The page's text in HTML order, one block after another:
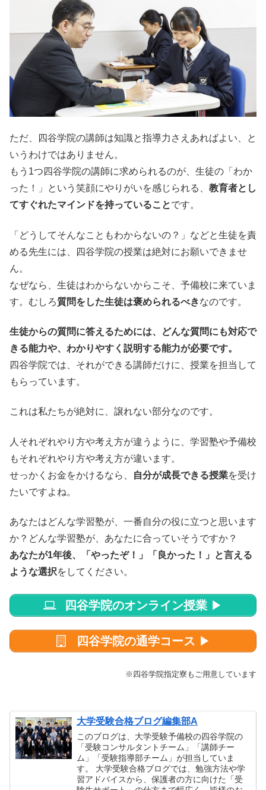
ただ、四谷学院の講師は知識と指導力さえあればよい、と
いうわけではありません。
もう1つ四谷学院の講師に求められるのが、生徒の「わか
った！」という笑顔にやりがいを感じられる、 教育者とし
てすぐれたマインドを持っていることです。
「どうしてそんなこともわからないの？」などと生徒を責
める先生には、四谷学院の授業は絶対にお願いできませ
ん。
なぜなら、生徒はわからないからこそ、予備校に来ていま
す。むしろ質問をした生徒は褒められるべきなのです。
生徒からの質問に答えるためには、
どんな質問にも対応で
きる能力や、わかりやすく説明する能力が必要です。
四谷学院では、それができる講師だけに、授業を担当して
もらっています。
これは私たちが絶対に、譲れない部分なのです。
人それぞれやり方や考え方が違うように、学習塾や予備校
もそれぞれやり方や考え方が違います。
せっかくお金をかけるなら、
自分が成長できる授業を受け
たいですよね。
あなたはどんな学習塾が、一番自分の役に立つと思います
か？どんな学習塾が、あなたに合っていそうですか？
あなたが1年後、「やったぞ！」「良かった！」と言える
ような選択をしてください。
四谷学院のオンライン授業 ▶
四谷学院の通学コース ▶
※四谷学院指定寮もご用意しています
大学受験合格ブログ編集部A
このブログは、大学受験予備校の四谷学院の
「受験コンサルタントチーム」「講師チー
ム」「受験指導部チーム」が担当していま
す。 大学受験合格ブログでは、勉強方法や学
習アドバイスから、保護者の方に向けた「受